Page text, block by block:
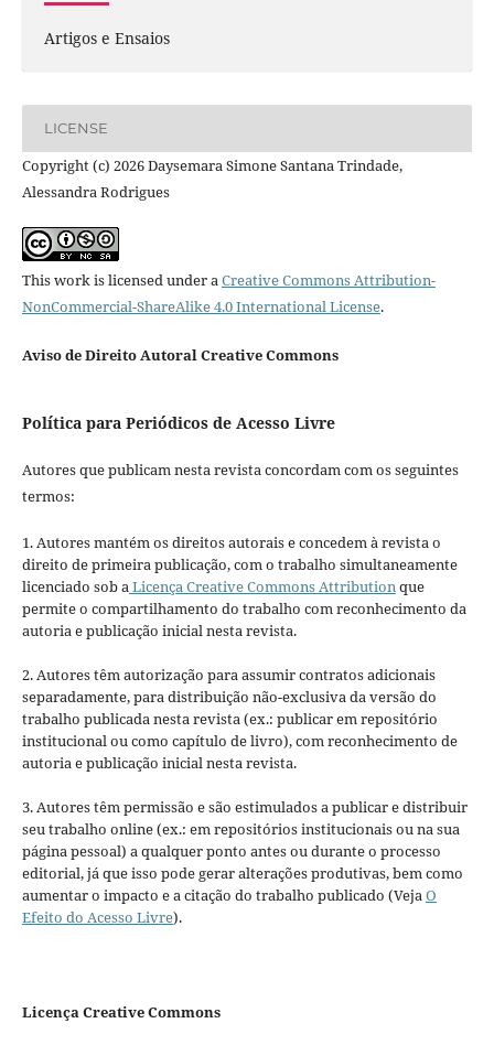
Artigos e Ensaios
LICENSE
Copyright (c) 2026 Daysemara Simone Santana Trindade,
Alessandra Rodrigues
This work is licensed under aCreative Commons Attribution-
NonCommercial-ShareAlike 4.0 International License.
Aviso de Direito Autoral Creative Commons
Política para Periódicos de Acesso Livre
Autores que publicam nesta revista concordam com os seguintes
termos:
1. Autores mantém os direitos autorais e concedem à revista o
direito de primeira publicação, com o trabalho simultaneamente
licenciado sob aLicença Creative Commons Attributionque
permite o compartilhamento do trabalho com reconhecimento da
autoria e publicação inicial nesta revista.
2. Autores têm autorização para assumir contratos adicionais
separadamente, para distribuição não-exclusiva da versão do
trabalho publicada nesta revista (ex.: publicar em repositório
institucional ou como capítulo de livro), com reconhecimento de
autoria e publicação inicial nesta revista.
3. Autores têm permissão e são estimulados a publicar e distribuir
seu trabalho online (ex.: em repositórios institucionais ou na sua
página pessoal) a qualquer ponto antes ou durante o processo
editorial, já que isso pode gerar alterações produtivas, bem como
aumentar o impacto e a citação do trabalho publicado (VejaO
Efeito do Acesso Livre).
Licença Creative Commons